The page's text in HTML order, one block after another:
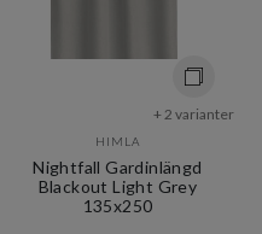
+ 2 varianter
HIMLA
Nightfall Gardinlängd
Blackout Light Grey
135x250